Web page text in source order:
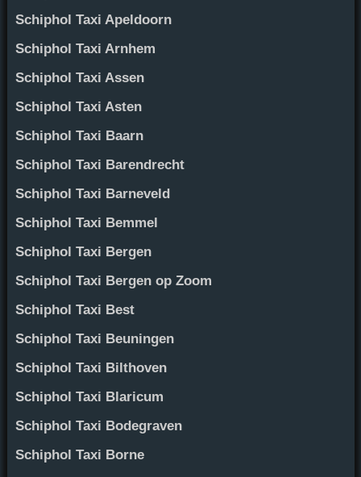
Schiphol Taxi Apeldoorn
Schiphol Taxi Arnhem
Schiphol Taxi Assen
Schiphol Taxi Asten
Schiphol Taxi Baarn
Schiphol Taxi Barendrecht
Schiphol Taxi Barneveld
Schiphol Taxi Bemmel
Schiphol Taxi Bergen
Schiphol Taxi Bergen op Zoom
Schiphol Taxi Best
Schiphol Taxi Beuningen
Schiphol Taxi Bilthoven
Schiphol Taxi Blaricum
Schiphol Taxi Bodegraven
Schiphol Taxi Borne